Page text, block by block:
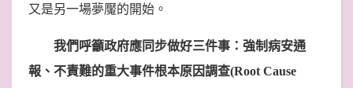
又是另一場夢魘的開始。
我們呼籲政府應同步做好三件事：強制病安通
報、不責難的重大事件根本原因調查(Root Cause